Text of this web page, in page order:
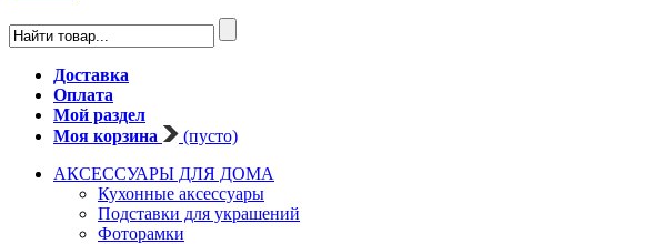
Доставка
Оплата
Мой раздел
Моя корзина
(пусто)
АКСЕССУАРЫ ДЛЯ ДОМА
Кухонные аксессуары
Подставки для украшений
Фоторамки